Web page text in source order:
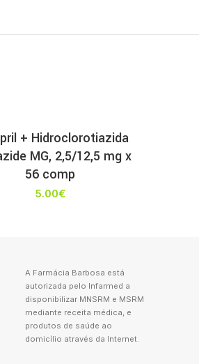
+ Hidroclorotiazida
MG, 2,5/12,5 mg x
56 comp
5.00€
A Farmácia Barbosa está
autorizada pelo Infarmed a
disponibilizar MNSRM e MSRM
mediante receita médica, e
produtos de saúde ao
domicílio através da Internet.